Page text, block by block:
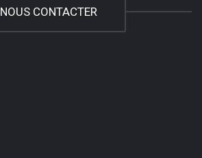
NOUS CONTACTER